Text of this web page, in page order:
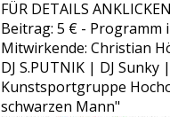
FÜR DETAILS
Beitrag: 5 € - Programm
Mitwirkende: Christian
DJ S.PUTNIK | DJ
Kunstsportgruppe
schwarzen Mann"